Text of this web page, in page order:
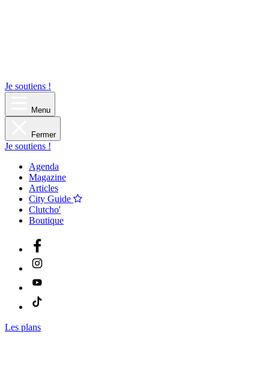
Je soutiens !
Menu
Fermer
Je soutiens !
Agenda
Magazine
Articles
City Guide
Clutcho'
Boutique
Les plans